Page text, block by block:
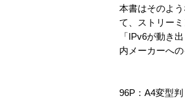
本書はそのよ
て、ストリー
「IPv6が動き
内メーカーへ
96P：A4変型判